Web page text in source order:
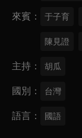
來賓 于子育
陳見證
主持 胡瓜
國別 台灣
語言 國語